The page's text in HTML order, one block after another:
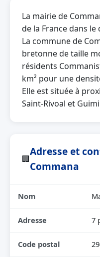
La mairie de
de la France dans
La commune de
bretonne de taille
résidents
km² pour une
Elle est située à
Saint-Rivoal et
🏢
Adresse et
Commana
Nom
Adresse 7
Code postal